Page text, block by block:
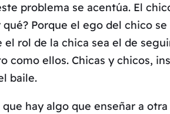
problema se acentúa. El
qué? Porque el ego del chico
el rol de la chica sea el de
como ellos. Chicas y chicos,
baile.
hay algo que enseñar a